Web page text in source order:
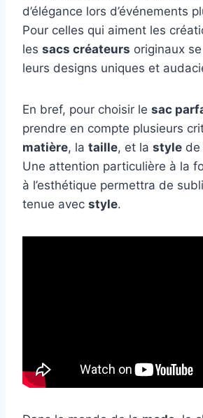
d’élégance lors d’événements
Pour celles qui aiment les
les sacs créateurs originaux
leurs designs uniques et
En bref, pour choisir le sac
prendre en compte plusieurs
matière, la taille, et la style de
Une attention particulière à la
à l’esthétique permettra de
tenue avec style.